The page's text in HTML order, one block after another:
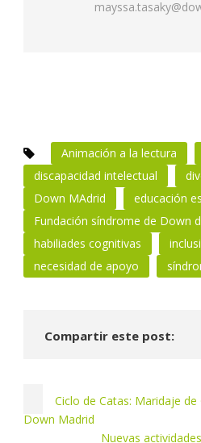
Animación a la lectura
discapacidad intelectual
Down MAdrid
educación
Fundación síndrome de Down
habiliades cognitivas
necesidad de apoyo
Compartir este post:
Ciclo de Catas: Maridaje
Down Madrid
Nuevas